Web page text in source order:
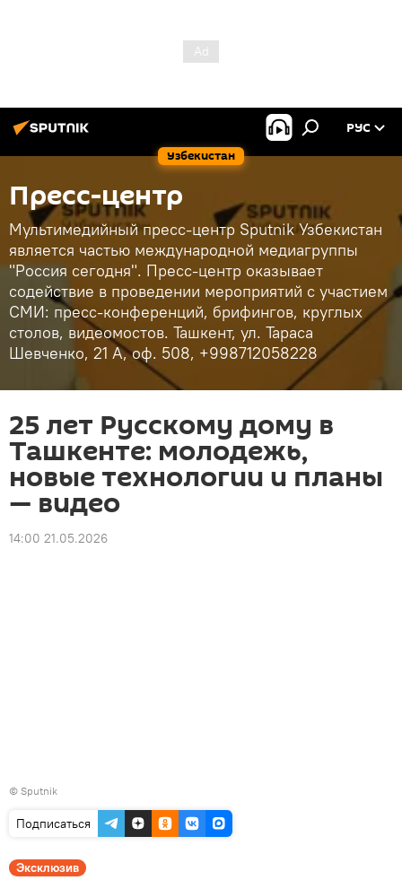
Узбекистан
РУС
Пресс-центр
Мультимедийный пресс-центр Sputnik Узбекистан
является частью международной медиагруппы
"Россия сегодня". Пресс-центр оказывает
содействие в проведении мероприятий с участием
СМИ: пресс-конференций, брифингов, круглых
столов, видеомостов. Ташкент, ул. Тараса
Шевченко, 21 А, оф. 508, +998712058228
25 лет Русскому дому в
Ташкенте: молодежь,
новые технологии и планы
— видео
14:00 21.05.2026
© Sputnik
Подписаться
Эксклюзив